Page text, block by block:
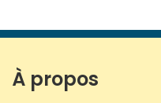
À propos